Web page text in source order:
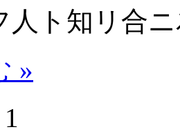
人ト知リ合
»